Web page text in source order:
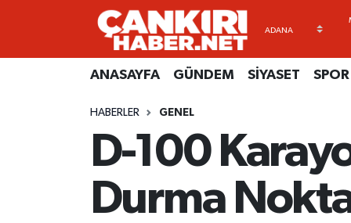
ANASAYFA GÜNDEM SİYASET SPOR
HABERLER GENEL
D-100
Durma
ANASAYFA
Künye
Gizlilik Sözleşmesi
BİYOGRAFİLER
Merkez Hava Durumu
Süper Lig Puan Durumu ve Fikstür
Tüm Manşetler